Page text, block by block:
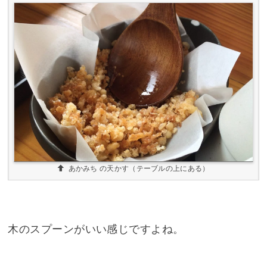
あかみち の天かす（テーブルの上にある）
木のスプーンがいい感じですよね。